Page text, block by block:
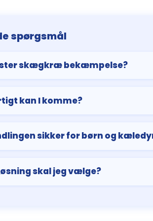
spørgsmål
skægkræ bekæmpelse?
kan I komme?
sikker for børn og
skal jeg vælge?